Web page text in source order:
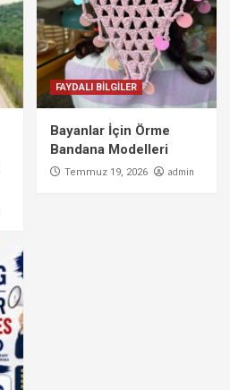
FAYDALI BİLGİLER
Bayanlar İçin Örme
Bandana Modelleri
Temmuz 19, 2026 admin